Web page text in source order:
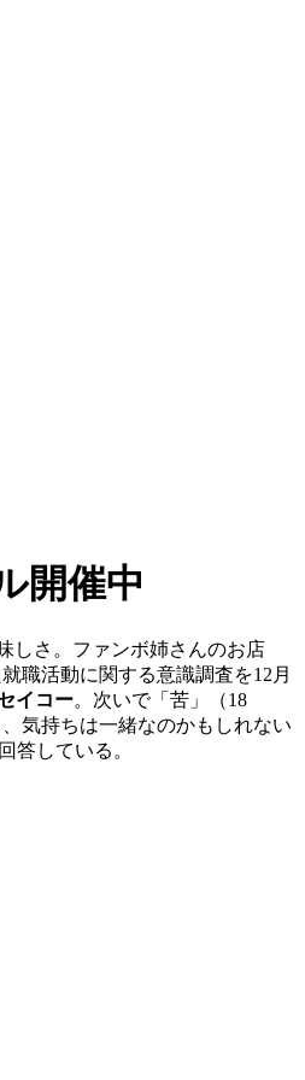
開催中
しさ。ファンボ姉さんのお店
職活動に関する意識調査を12月
イコー。次いで「苦」（18
気持ちは一緒なのかもしれない
答している。